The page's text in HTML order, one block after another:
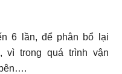
6 lần, để phân bổ lại
vì trong quá trình vận